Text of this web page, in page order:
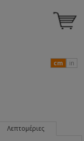
cm in
Λεπτομέριες